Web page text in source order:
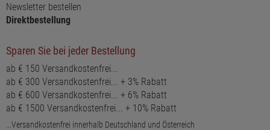
Newsletter bestellen
Direktbestellung
Sparen Sie bei jeder Bestellung
ab € 150 Versandkostenfrei...
ab € 300 Versandkostenfrei... + 3% Rabatt
ab € 600 Versandkostenfrei... + 6% Rabatt
ab € 1500 Versandkostenfrei... + 10% Rabatt
...Versandkostenfrei innerhalb Deutschland und Österreich